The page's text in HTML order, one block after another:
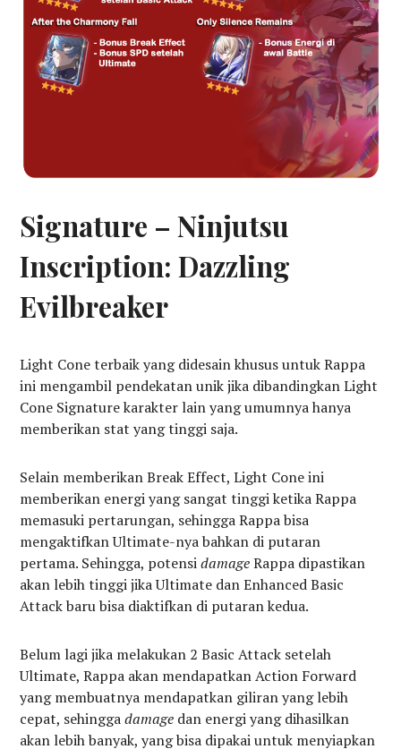
Signature – Ninjutsu
Inscription: Dazzling
Evilbreaker
Light Cone terbaik yang didesain khusus untuk Rappa
ini mengambil pendekatan unik jika dibandingkan Light
Cone Signature karakter lain yang umumnya hanya
memberikan stat yang tinggi saja.
Selain memberikan Break Effect, Light Cone ini
memberikan energi yang sangat tinggi ketika Rappa
memasuki pertarungan, sehingga Rappa bisa
mengaktifkan Ultimate-nya bahkan di putaran
pertama. Sehingga, potensidamageRappa dipastikan
akan lebih tinggi jika Ultimate dan Enhanced Basic
Attack baru bisa diaktifkan di putaran kedua.
Belum lagi jika melakukan 2 Basic Attack setelah
Ultimate, Rappa akan mendapatkan Action Forward
yang membuatnya mendapatkan giliran yang lebih
cepat, sehinggadamage dan energi yang dihasilkan
akan lebih banyak, yang bisa dipakai untuk menyiapkan